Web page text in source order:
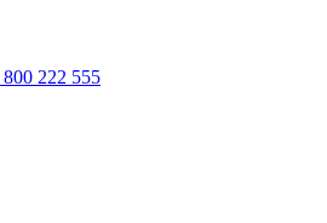
222 555